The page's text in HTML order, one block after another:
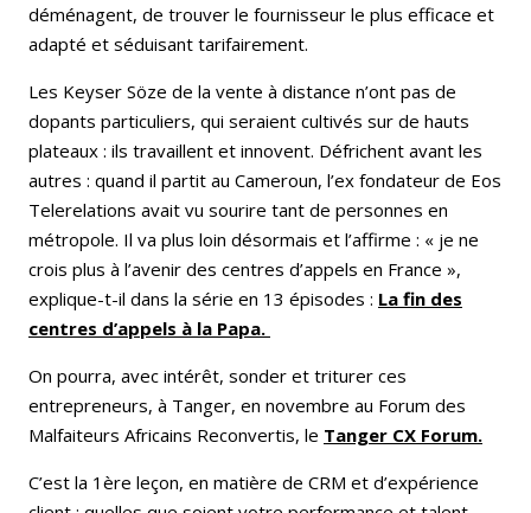
déménagent, de trouver le fournisseur le plus efficace et
adapté et séduisant tarifairement.
Les Keyser Söze de la vente à distance n’ont pas de
dopants particuliers, qui seraient cultivés sur de hauts
plateaux : ils travaillent et innovent. Défrichent avant les
autres : quand il partit au Cameroun, l’ex fondateur de Eos
Telerelations avait vu sourire tant de personnes en
métropole. Il va plus loin désormais et l’affirme : « je ne
crois plus à l’avenir des centres d’appels en France »,
explique-t-il dans la série en 13 épisodes : La fin des
centres d’appels à la Papa.
On pourra, avec intérêt, sonder et triturer ces
entrepreneurs, à Tanger, en novembre au Forum des
Malfaiteurs Africains Reconvertis, le Tanger CX Forum.
C’est la 1ère leçon, en matière de CRM et d’expérience